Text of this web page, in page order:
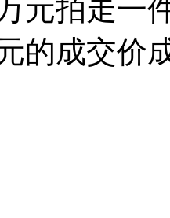
元拍走一
的成交价